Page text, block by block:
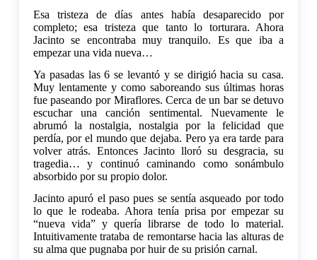
Esa tristeza de días antes había desaparecido por
completo; esa tristeza que tanto lo torturara. Ahora
Jacinto se encontraba muy tranquilo. Es que iba a
empezar una vida nueva…
Ya pasadas las 6 se levantó y se dirigió hacia su casa.
Muy lentamente y como saboreando sus últimas horas
fue paseando por Miraflores. Cerca de un bar se detuvo
escuchar una canción sentimental. Nuevamente le
abrumó la nostalgia, nostalgia por la felicidad que
perdía, por el mundo que dejaba. Pero ya era tarde para
volver atrás. Entonces Jacinto lloró su desgracia, su
tragedia… y continuó caminando como sonámbulo
absorbido por su propio dolor.
Jacinto apuró el paso pues se sentía asqueado por todo
lo que le rodeaba. Ahora tenía prisa por empezar su
“nueva vida” y quería librarse de todo lo material.
Intuitivamente trataba de remontarse hacia las alturas de
su alma que pugnaba por huir de su prisión carnal.